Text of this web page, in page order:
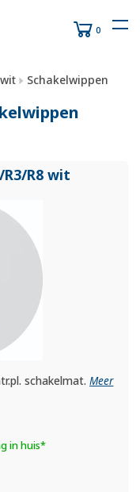
0
Schakelwippen
R3/R8 wit
schakelmat.Meer
in huis*